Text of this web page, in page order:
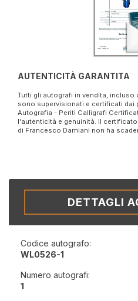
AUTENTICITÀ GARANTITA
Tutti gli autografi in vendita,
sono supervisionati e certificati dai
Autografia - Periti Calligrafi
l'autenticità e genuinità. Il
di Francesco Damiani non ha
DETTAGLI
Codice autografo:
WL0526-1
Numero autografi:
1